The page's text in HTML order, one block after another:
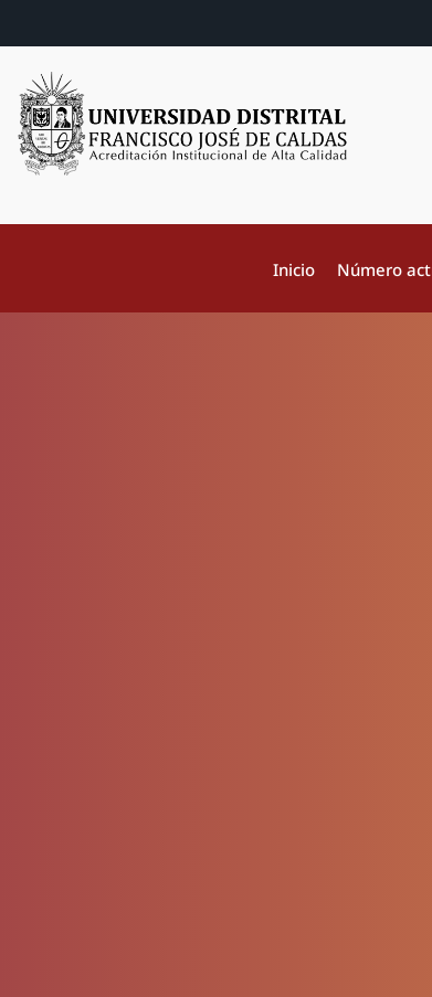
Inicio Número